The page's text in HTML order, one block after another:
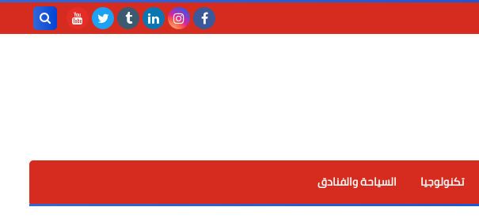
تكنولوجيا السياحة والفنادق